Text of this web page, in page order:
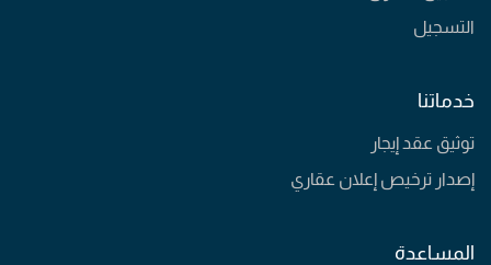
التسجيل
خدماتنا
توثيق عقد إيجار
إصدار ترخيص إعلان عقاري
المساعدة